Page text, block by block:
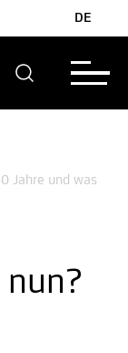
DE
Jahre und was